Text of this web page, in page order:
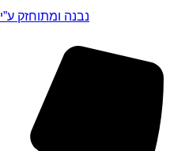
נבנה ומתוחזק ע”י